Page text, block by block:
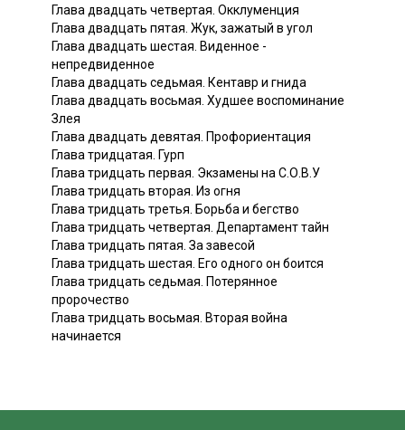
Глава двадцать четвертая. Окклуменция
Глава двадцать пятая. Жук, зажатый в угол
Глава двадцать шестая. Виденное -
непредвиденное
Глава двадцать седьмая. Кентавр и гнида
Глава двадцать восьмая. Худшее воспоминание
Злея
Глава двадцать девятая. Профориентация
Глава тридцатая. Гурп
Глава тридцать первая. Экзамены на С.О.В.У
Глава тридцать вторая. Из огня
Глава тридцать третья. Борьба и бегство
Глава тридцать четвертая. Департамент тайн
Глава тридцать пятая. За завесой
Глава тридцать шестая. Его одного он боится
Глава тридцать седьмая. Потерянное
пророчество
Глава тридцать восьмая. Вторая война
начинается